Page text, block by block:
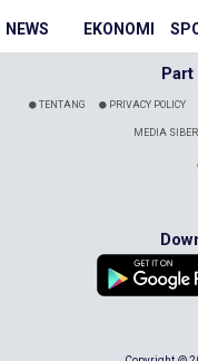
NEWS EKONOMI
TENTANG PRIVACY POLICY
MEDIA SIBER